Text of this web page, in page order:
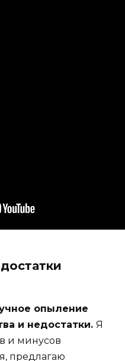
опыление
и недостатки. Я
и минусов
предлагаю